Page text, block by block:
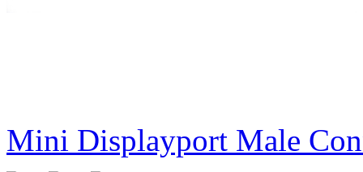
Mini Displayport Male